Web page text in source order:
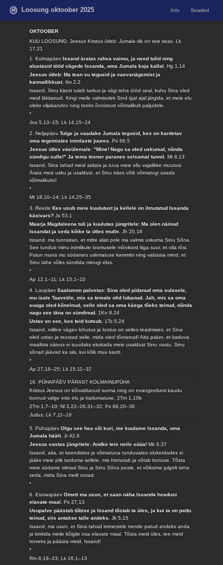
Loosung oktoober 2025 Info Seaded
OKTOOBER
KUU LOOSUNG: Jeesus Kristus ütleb: Jumala riik on teie seas.Lk
17,21
1. KolmapäevIssand äratas rahva vaimu, ja need tulid ning
alustasid tööd vägede Issanda, oma Jumala koja kallal.Hg 1,14
Jeesus ütleb: Ma tean su tegusid ja vaevanägemist ja
kannatlikkust. Ilm 2,2
Issand, Sinu käest tuleb tarkus ja vägi teha tööd seal, kuhu Sina oled
meid läkitanud. Kingi meile valmisolek Sind igal ajal järgida, et meie elu
oleks viljakandev ning tooks õnnistust võimalikult paljudele.
*
Jos 5,13–15; Lk 14,15–24
2. NeljapäevTulge ja vaadake Jumala tegusid, kes on kardetav
oma tegemistes inimlaste juures.Ps 66,5
Jeesus ütles väeülemale: "Mine! Nagu sa oled uskunud, nõnda
sündigu sulle!" Ja tema teener paranes selsamal tunnil.Mt 8,13
Issand, Sina tahad meid aidata ja tuua meie ellu vajalikke muutusi.
Ärata meis usku ja usaldust, et Sinu käes võib võimatugi saada
võimalikuks!
*
Mt 18,10–14; Lk 14,25–35
3. ReedeKes usub meie kuulutust ja kellele on ilmutatud Issanda
käsivars?Js 53,1
Maarja Magdaleena tuli ja kuulutas jüngritele: Ma olen näinud
Issandat ja seda kõike ta ütles mulle.Jh 20,18
Issand, ma tunnistan, et mitte alati pole ma valmis uskuma Sinu Sõna.
See tundub minu inimlikule loomusele mõnikord liiga suur, et olla tõsi.
Palun murra mu südames uskmatuse kammits ning vabasta mind, et
Sinu tahe võiks sündida minugi elus.
*
Ap 12,1–11; Lk 15,1–10
4. LaupäevSaalomon palvetas: Sina oled pidanud oma sulasele,
mu isale Taavetile, mis sa temale olid lubanud. Jah, mis sa oma
suuga oled kõnelnud, selle oled sa oma käega tõeks teinud, nõnda
nagu see täna on sündinud. 1Kn 8,24
Ustav on see, kes teid kutsub. 1Ts 5,24
Issand, milline vägev lohutus ja lootus on selles teadmises, et Sina
oled ustav ja teostad selle, mida oled tõotanud! Aita palun, et kaduva
maailma näivus ei suudaks eksitada meie usaldust Sinu vastu. Sinu
sõnad jäävad ka siis, kui kõik muu kaob.
*
Ap 27,16–25; Lk 15,11–32
16. PÜHAPÄEV PÄRAST KOLMAINUPÜHA
Kristus Jeesus on kõrvaldanud surma ning on evangeeliumi kaudu
toonud valge ette elu ja kadumatuse.2Tm 1,10b
2Tm 1,7–10; Nl 3,22–26.31–32; Ps 68,20–36
Jutlus: Lk 7,11–16
5. PühapäevOlgu see hea või kuri, me kuulame Issanda, oma
Jumala häält.Jr 42,6
Jeesus vastas jüngritele: Andke teie neile süüa!Mk 6,37
Issand, aita, et keerulistes ja võimatuna tunduvates olukordades ei
jääks meie pilk tarduma sellele, mis hirmutab ja võtab lootuse. Tõsta
meie südame silmad Sinu ja Sinu Sõna peale, et võiksime julgelt teha
seda, mida Sina meilt ootad.
*
6. EsmaspäevOmeti ma usun, et saan näha Issanda headust
elavate maal.Ps 27,13
Usupalve päästab tõbise ja Issand tõstab ta üles, ja kui ta on pattu
teinud, siis antakse talle andeks.Jk 5,15
Issand, ma usun, et Sina tahad inimestele nende patud andeks anda
ja kinkida meile kõigile osa elavate maal. Tõsta meid üles, tee meid
terveks ja päästa meid, Issand!
*
Rm 6,19–23; Lk 16,1–13